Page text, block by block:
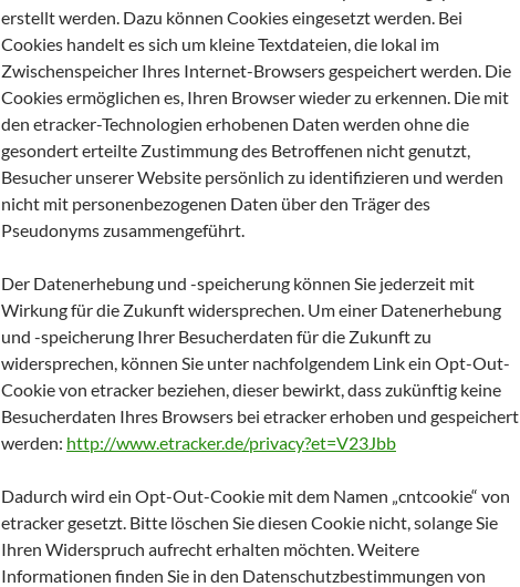
erstellt werden. Dazu können Cookies eingesetzt werden. Bei
Cookies handelt es sich um kleine Textdateien, die lokal im
Zwischenspeicher Ihres Internet-Browsers gespeichert werden. Die
Cookies ermöglichen es, Ihren Browser wieder zu erkennen. Die mit
den etracker-Technologien erhobenen Daten werden ohne die
gesondert erteilte Zustimmung des Betroffenen nicht genutzt,
Besucher unserer Website persönlich zu identifizieren und werden
nicht mit personenbezogenen Daten über den Träger des
Pseudonyms zusammengeführt.
Der Datenerhebung und -speicherung können Sie jederzeit mit
Wirkung für die Zukunft widersprechen. Um einer Datenerhebung
und -speicherung Ihrer Besucherdaten für die Zukunft zu
widersprechen, können Sie unter nachfolgendem Link ein Opt-Out-
Cookie von etracker beziehen, dieser bewirkt, dass zukünftig keine
Besucherdaten Ihres Browsers bei etracker erhoben und gespeichert
werden: http://www.etracker.de/privacy?et=V23Jbb
Dadurch wird ein Opt-Out-Cookie mit dem Namen „cntcookie“ von
etracker gesetzt. Bitte löschen Sie diesen Cookie nicht, solange Sie
Ihren Widerspruch aufrecht erhalten möchten. Weitere
Informationen finden Sie in den Datenschutzbestimmungen von